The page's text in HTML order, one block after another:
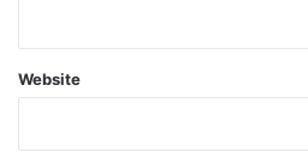
Website